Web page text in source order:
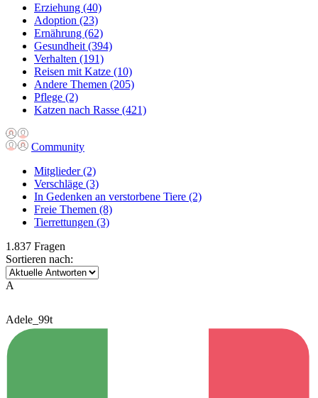
Erziehung (40)
Adoption (23)
Ernährung (62)
Gesundheit (394)
Verhalten (191)
Reisen mit Katze (10)
Andere Themen (205)
Pflege (2)
Katzen nach Rasse (421)
Community
Mitglieder(2)
Verschläge (3)
In Gedenken an verstorbene Tiere (2)
Freie Themen (8)
Tierrettungen (3)
1.837 Fragen
Sortieren nach:
A
Adele_99t